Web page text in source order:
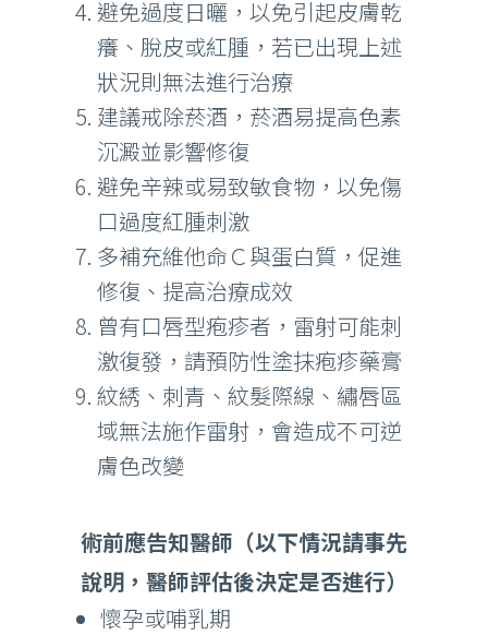
避免過度日曬，以免引起皮膚乾
癢、脫皮或紅腫，若已出現上述
狀況則無法進行治療
建議戒除菸酒，菸酒易提高色素
沉澱並影響修復
避免辛辣或易致敏食物，以免傷
口過度紅腫刺激
多補充維他命Ｃ與蛋白質，促進
修復、提高治療成效
曾有口唇型疱疹者，雷射可能刺
激復發，請預防性塗抹疱疹藥膏
紋綉、刺青、紋髮際線、繡唇區
域無法施作雷射，會造成不可逆
膚色改變
術前應告知醫師（以下情況請事先
說明，醫師評估後決定是否進行）
懷孕或哺乳期